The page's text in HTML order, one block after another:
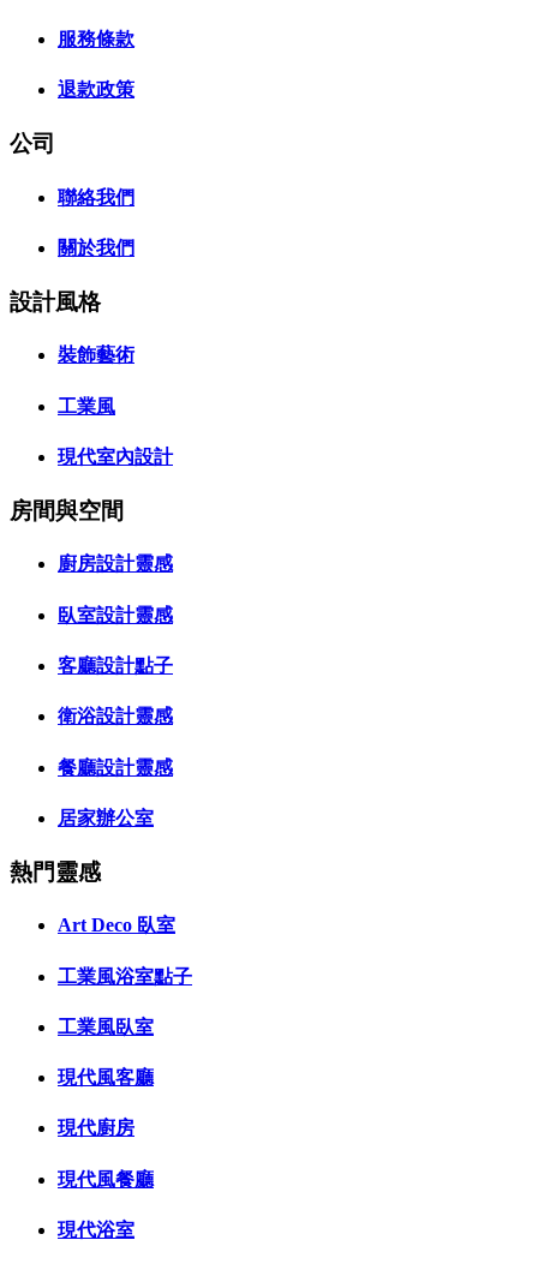
服務條款
退款政策
公司
聯絡我們
關於我們
設計風格
裝飾藝術
工業風
現代室內設計
房間與空間
廚房設計靈感
臥室設計靈感
客廳設計點子
衛浴設計靈感
餐廳設計靈感
居家辦公室
熱門靈感
Art Deco 臥室
工業風浴室點子
工業風臥室
現代風客廳
現代廚房
現代風餐廳
現代浴室